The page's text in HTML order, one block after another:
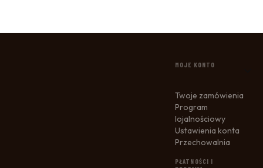
LINKI W STOPCE
MOJE KONTO
Twoje zamówienia
Program
lojalnościowy
Ustawienia konta
Przechowalnia
PŁATNOŚCI I